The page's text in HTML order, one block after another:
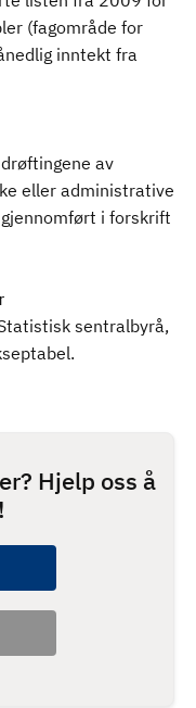
(fagområde for
inntekt fra
av
eller administrative
i forskrift
sentralbyrå,
Hjelp oss å